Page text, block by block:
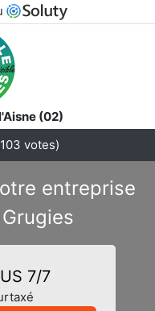
(02)
103 votes)
entreprise
7/7